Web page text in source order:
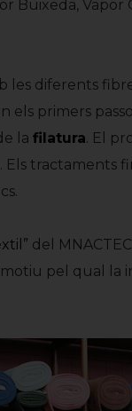
Buixeda,
les diferents
els primers
la filatura. El
tractaments
del
pel qual la
MÀQUINES